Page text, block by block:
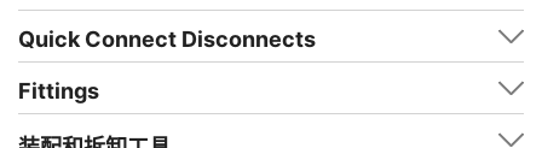
Quick Connect Disconnects
Fittings